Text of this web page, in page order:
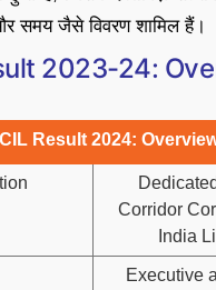
समय जैसे विवरण शामिल हैं।
2023-24:
Result 2024:
Corridor
India
Executive